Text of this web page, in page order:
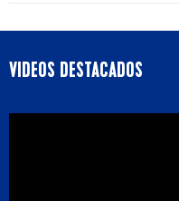
VIDEOS DESTACADOS